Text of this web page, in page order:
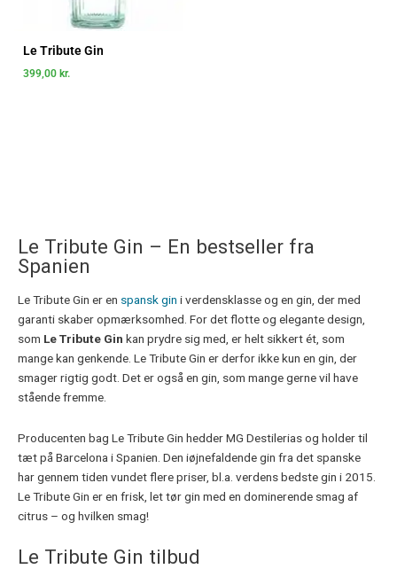
Le Tribute Gin
399,00 kr.
Le Tribute Gin – En bestseller fra
Spanien
Le Tribute Gin er en spansk gin i verdensklasse og en gin, der med
garanti skaber opmærksomhed. For det flotte og elegante design,
som Le Tribute Gin kan prydre sig med, er helt sikkert ét, som
mange kan genkende. Le Tribute Gin er derfor ikke kun en gin, der
smager rigtig godt. Det er også en gin, som mange gerne vil have
stående fremme.
Producenten bag Le Tribute Gin hedder MG Destilerias og holder til
tæt på Barcelona i Spanien. Den iøjnefaldende gin fra det spanske
har gennem tiden vundet flere priser, bl.a. verdens bedste gin i 2015.
Le Tribute Gin er en frisk, let tør gin med en dominerende smag af
citrus – og hvilken smag!
Le Tribute Gin tilbud